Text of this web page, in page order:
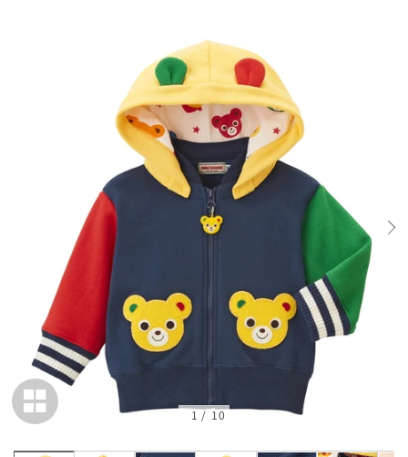
1/ 10
在庫 あり
カートに追加
¥38,500
在庫 あり
カートに追加
110cm
¥38,500
在庫 あり
カートに追加
120cm
¥38,500
在庫 あり
カートに追加